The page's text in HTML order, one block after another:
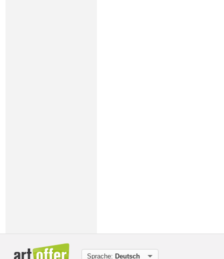
Sprache: Deutsch